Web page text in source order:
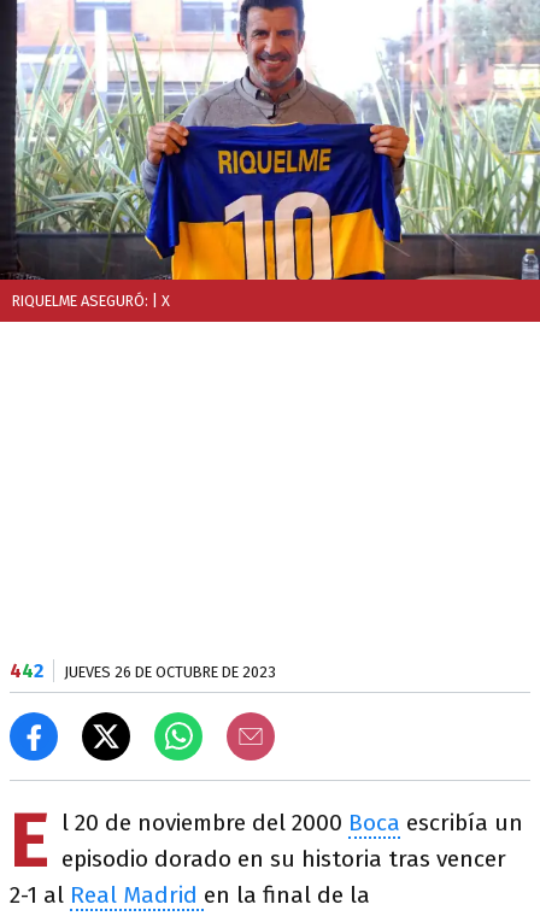
RIQUELME ASEGURÓ: | X
442 JUEVES 26 DE OCTUBRE DE 2023
E l 20 de noviembre del 2000 Boca escribía un
episodio dorado en su historia tras vencer
2-1 al Real Madrid en la final de la